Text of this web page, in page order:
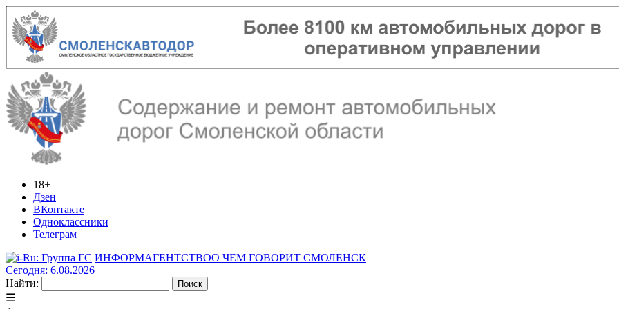
18+
Дзен
ВКонтакте
Одноклассники
Телеграм
ИНФОРМАГЕНТСТВОО ЧЕМ ГОВОРИТ СМОЛЕНСК
Сегодня: 6.08.2026
Найти:
☰